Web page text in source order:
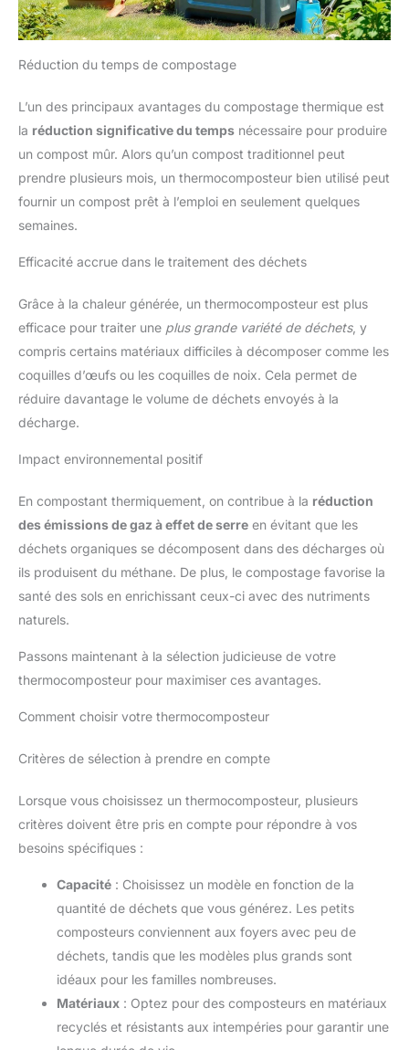
Réduction du temps de compostage
L’un des principaux avantages du compostage thermique est
la réduction significative du temps nécessaire pour produire
un compost mûr. Alors qu’un compost traditionnel peut
prendre plusieurs mois, un thermocomposteur bien utilisé peut
fournir un compost prêt à l’emploi en seulement quelques
semaines.
Efficacité accrue dans le traitement des déchets
Grâce à la chaleur générée, un thermocomposteur est plus
efficace pour traiter une plus grande variété de déchets, y
compris certains matériaux difficiles à décomposer comme les
coquilles d’œufs ou les coquilles de noix. Cela permet de
réduire davantage le volume de déchets envoyés à la
décharge.
Impact environnemental positif
En compostant thermiquement, on contribue à la réduction
des émissions de gaz à effet de serre en évitant que les
déchets organiques se décomposent dans des décharges où
ils produisent du méthane. De plus, le compostage favorise la
santé des sols en enrichissant ceux-ci avec des nutriments
naturels.
Passons maintenant à la sélection judicieuse de votre
thermocomposteur pour maximiser ces avantages.
Comment choisir votre thermocomposteur
Critères de sélection à prendre en compte
Lorsque vous choisissez un thermocomposteur, plusieurs
critères doivent être pris en compte pour répondre à vos
besoins spécifiques :
Capacité : Choisissez un modèle en fonction de la
quantité de déchets que vous générez. Les petits
composteurs conviennent aux foyers avec peu de
déchets, tandis que les modèles plus grands sont
idéaux pour les familles nombreuses.
Matériaux : Optez pour des composteurs en matériaux
recyclés et résistants aux intempéries pour garantir une